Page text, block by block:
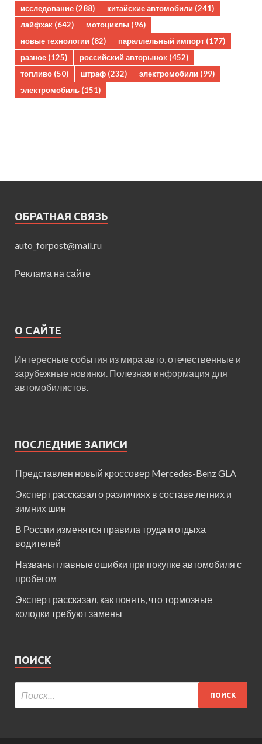
исследование (288) китайские автомобили (241)
лайфхак (642) мотоциклы (96)
новые технологии (82) параллельный импорт (177)
разное (125) российский авторынок (452)
топливо (50) штраф (232) электромобили (99)
электромобиль (151)
ОБРАТНАЯ СВЯЗЬ
auto_forpost@mail.ru
Реклама на сайте
О САЙТЕ
Интересные события из мира авто, отечественные и
зарубежные новинки. Полезная информация для
автомобилистов.
ПОСЛЕДНИЕ ЗАПИСИ
Представлен новый кроссовер Mercedes-Benz GLA
Эксперт рассказал о различиях в составе летних и
зимних шин
В России изменятся правила труда и отдыха
водителей
Названы главные ошибки при покупке автомобиля с
пробегом
Эксперт рассказал, как понять, что тормозные
колодки требуют замены
ПОИСК